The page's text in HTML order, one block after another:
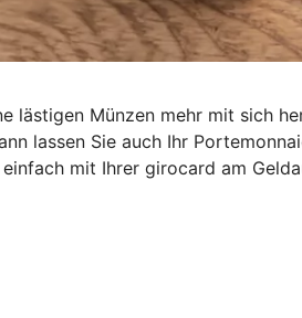
Münzen mehr mit sich
lassen Sie auch Ihr
mit Ihrer girocard am